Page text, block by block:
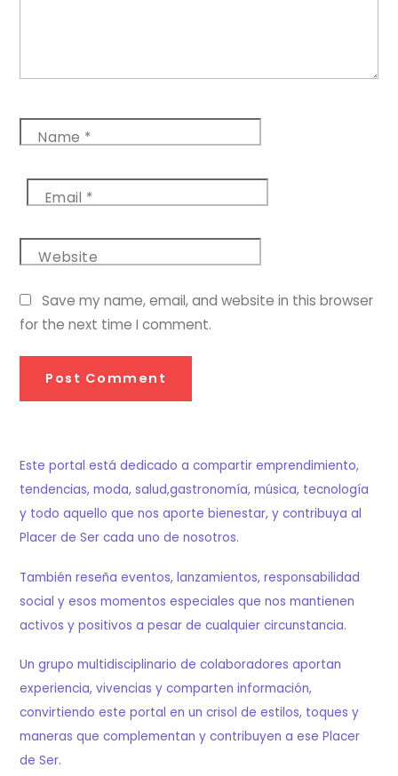
Name *
Email *
Website
Save my name, email, and website in this browser
for the next time I comment.
Este portal está dedicado a compartir emprendimiento,
tendencias, moda, salud,gastronomía, música, tecnología
y todo aquello que nos aporte bienestar, y contribuya al
Placer de Ser cada uno de nosotros.
También reseña eventos, lanzamientos, responsabilidad
social y esos momentos especiales que nos mantienen
activos y positivos a pesar de cualquier circunstancia.
Un grupo multidisciplinario de colaboradores aportan
experiencia, vivencias y comparten información,
convirtiendo este portal en un crisol de estilos, toques y
maneras que complementan y contribuyen a ese Placer
de Ser.